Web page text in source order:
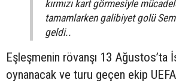
kırmızı kart görmesiyle
tamamlarken galibiyet golü
geldi..
Eşleşmenin rövanşı 13 Ağustos’ta
oynanacak ve turu geçen ekip